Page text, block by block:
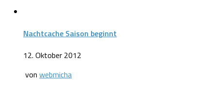
Nachtcache Saison beginnt
12. Oktober 2012
von webmicha